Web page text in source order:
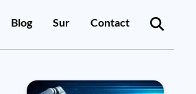
Blog Sur Contact